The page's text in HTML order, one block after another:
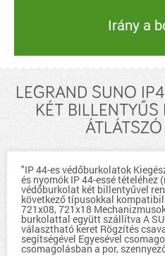
Irány a
LEGRAND SUNO
KÉT
"IP 44-es védőburkolatok
és nyomók IP 44-essé tételéhez
védőburkolat két billentyűvel
következő típusokkal
721x08, 721x18
burkolattal együtt szállítva A
választható keret Rögzítés
segítségével Egyesével
csomagolásban a por,